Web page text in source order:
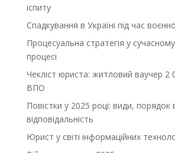
іспиту
Спадкування в Україні під час
Процесуальна стратегія у
процесі
Чекліст юриста: житловий ваучер 2
ВПО
Повістки у 2025 році: види, порядок
відповідальність
Юрист у світі інформаційних